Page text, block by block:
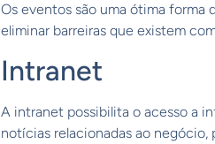
Os eventos são uma ótima forma
eliminar barreiras que existem
Intranet
A intranet possibilita o acesso a
notícias relacionadas ao